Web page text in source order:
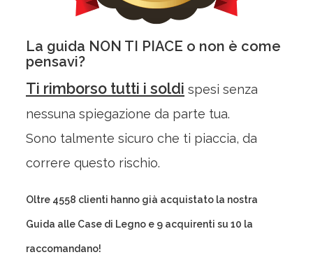
La guida NON TI PIACE o non è come
pensavi?
Ti rimborso tutti i soldi spesi senza
nessuna spiegazione da parte tua.
Sono talmente sicuro che ti piaccia, da
correre questo rischio.
Oltre 4558 clienti hanno già acquistato la nostra
Guida alle Case di Legno e 9 acquirenti su 10 la
raccomandano!